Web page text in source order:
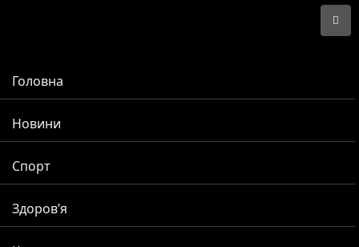
Головна
Новини
Спорт
Здоров’я